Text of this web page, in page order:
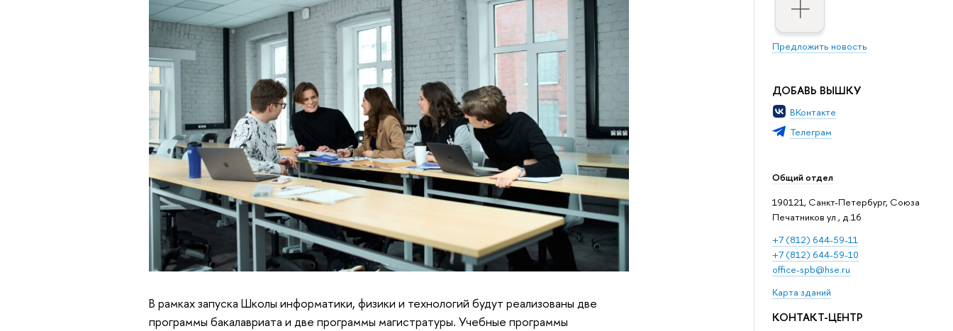
Предложить новость
ДОБАВЬ ВЫШКУ
ВКонтакте
Телеграм
Общий отдел
190121, Санкт-Петербург, Союза
Печатников ул., д.16
+7 (812) 644-59-11
+7 (812) 644-59-10
office-spb@hse.ru
Карта зданий
КОНТАКТ-ЦЕНТР
В рамках запуска Школы информатики, физики и технологий будут реализованы две
программы бакалавриата и две программы магистратуры. Учебные программы